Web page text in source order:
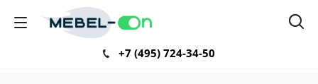
+7 (495) 724-34-50